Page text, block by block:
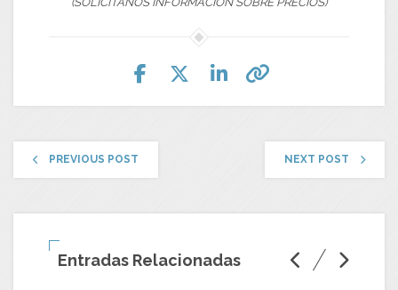
PREVIOUS POST NEXT POST
Entradas Relacionadas